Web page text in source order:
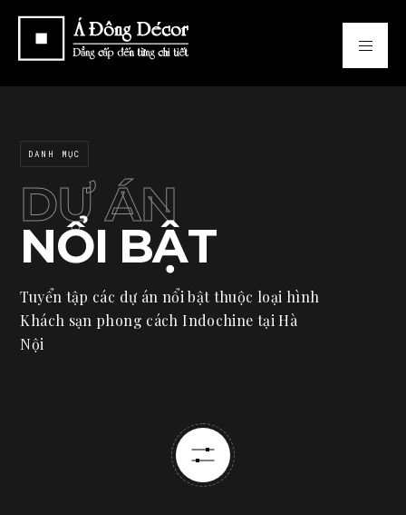
DANH MỤC
DỰ ÁN
NỔI BẬT
Tuyển tập các dự án nổi bật thuộc loại hình
Khách sạn phong cách Indochine tại Hà
Nội